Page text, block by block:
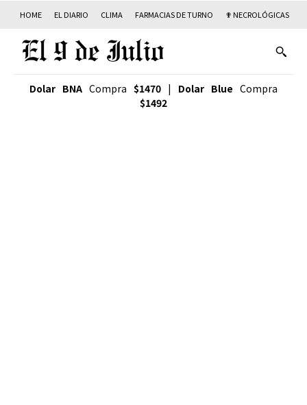
HOME EL DIARIO CLIMA FARMACIAS DE TURNO ✟ NECROLÓGICAS
Dolar BNA Compra $1470 | Dolar Blue Compra
$1492